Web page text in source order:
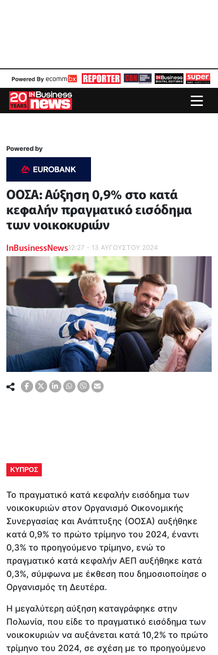
Powered by
ΟΟΣΑ: Αύξηση 0,9% στο κατά
κεφαλήν πραγματικό εισόδημα
των νοικοκυριών
InBusinessNews12:27 - 13 ΑΥΓΟΥΣΤΟΥ 2024
ΚΥΠΡΟΣ
Το πραγματικό κατά κεφαλήν εισόδημα των
νοικοκυριών στον Οργανισμό Οικονομικής
Συνεργασίας και Ανάπτυξης (ΟΟΣΑ) αυξήθηκε
κατά 0,9% το πρώτο τρίμηνο του 2024, έναντι
0,3% το προηγούμενο τρίμηνο, ενώ το
πραγματικό κατά κεφαλήν ΑΕΠ αυξήθηκε κατά
0,3%, σύμφωνα με έκθεση που δημοσιοποίησε ο
Οργανισμός τη Δευτέρα.
Η μεγαλύτερη αύξηση καταγράφηκε στην
Πολωνία, που είδε το πραγματικό εισόδημα των
νοικοκυριών να αυξάνεται κατά 10,2% το πρώτο
τρίμηνο του 2024, σε σχέση με το προηγούμενο